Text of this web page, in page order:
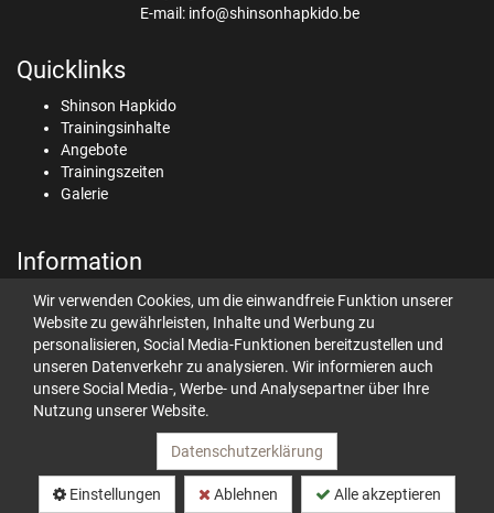
Wir verwenden Cookies, um die einwandfreie Funktion unserer
Website zu gewährleisten, Inhalte und Werbung zu
personalisieren, Social Media-Funktionen bereitzustellen und
unseren Datenverkehr zu analysieren. Wir informieren auch
unsere Social Media-, Werbe- und Analysepartner über Ihre
Nutzung unserer Website.
Datenschutzerklärung
Einstellungen Ablehnen Alle akzeptieren
E-mail: info@shinsonhapkido.be
Quicklinks
Shinson Hapkido
Trainingsinhalte
Angebote
Trainingszeiten
Galerie
Information
Datenschutz
Impressum
Kontakt
Teilen
© 2026 Shinson Hapkido Belgien